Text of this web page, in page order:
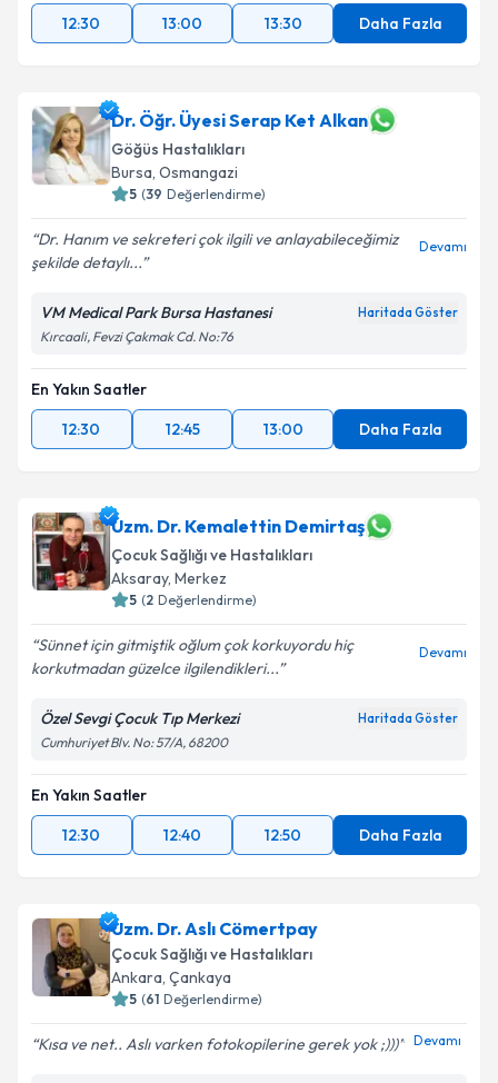
12:30
13:00 13:30 Daha Fazla
Dr. Öğr. Üyesi Serap Ket Alkan
Göğüs Hastalıkları
Bursa, Osmangazi
5 (39 Değerlendirme)
Dr. Hanım ve sekreteri çok ilgili ve anlayabileceğimiz
şekilde detaylı...
Devamı
VM Medical Park Bursa Hastanesi Haritada Göster
Kırcaali, Fevzi Çakmak Cd. No:76
En Yakın Saatler
12:30
12:45 13:00 Daha Fazla
Uzm. Dr. Kemalettin Demirtaş
Çocuk Sağlığı ve Hastalıkları
Aksaray, Merkez
5 (2 Değerlendirme)
Sünnet için gitmiştik oğlum çok korkuyordu hiç
korkutmadan güzelce ilgilendikleri...
Devamı
Özel Sevgi Çocuk Tıp Merkezi Haritada Göster
Cumhuriyet Blv. No: 57/A, 68200
En Yakın Saatler
12:30
12:40 12:50 Daha Fazla
Uzm. Dr. Aslı Cömertpay
Çocuk Sağlığı ve Hastalıkları
Ankara, Çankaya
5 (61 Değerlendirme)
Kısa ve net.. Aslı varken fotokopilerine gerek yok ;))) Devamı